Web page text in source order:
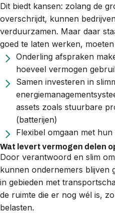
Dit biedt kansen: zolang de
overschrijdt, kunnen
verduurzamen. Maar daar
goed te laten werken,
Onderling afspraken
hoeveel vermogen
Samen investeren in
assets zoals stuurbare
(batterijen)
Flexibel omgaan met
Wat levert vermogen delen
Door verantwoord en slim
kunnen ondernemers blijven
in gebieden met
de ruimte die er nog wél is,
belasten.